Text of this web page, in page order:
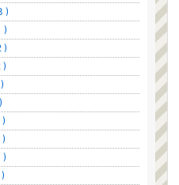
)
)
)
)
)